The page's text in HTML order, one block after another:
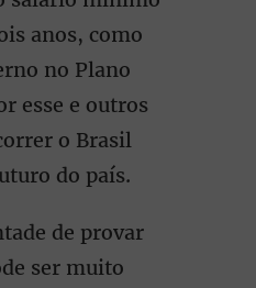
anos, como
no Plano
esse e outros
o Brasil
do país.
de provar
ser muito